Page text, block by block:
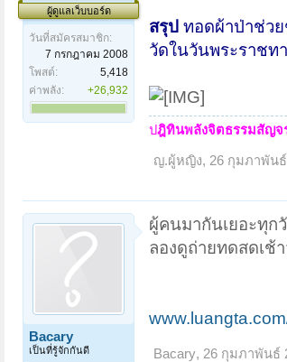
ผู้ดูแลเว็บบอร์ด
วันที่สมัครสมาชิก:
7 กรกฎาคม 2008
โพสต์:
5,418
ค่าพลัง:
+26,932
สรุป ทอดผ้าป่าช่ว
วัดในวันพระราชท
ป ฎิทินพลังจิตธรรมสัญ
ญ.ผู้หญิง, 26 กุมภาพันธ์
Bacary
เป็นที่รู้จักกันดี
ผู้คนมากันเยอะทุก
ลองดูถ่ายทดสดเช้
Bacary, 26 กุมภาพันธ์